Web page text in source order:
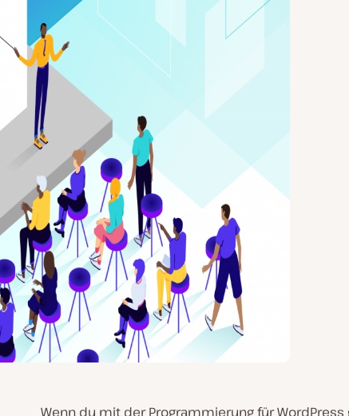
Wenn du mit der Programmierung für